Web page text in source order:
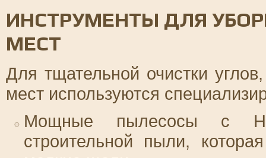
ИНСТРУМЕНТЫ ДЛЯ
МЕСТ
Для тщательной очистки
мест используются
Мощные пылесосы с
строительной пыли,